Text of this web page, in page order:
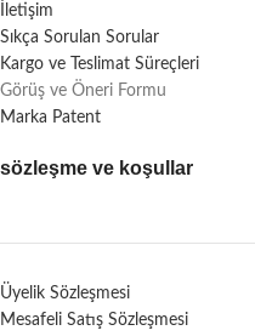
İletişim
Sıkça Sorulan Sorular
Kargo ve Teslimat Süreçleri
Görüş ve Öneri Formu
Marka Patent
sözleşme ve koşullar
Üyelik Sözleşmesi
Mesafeli Satış Sözleşmesi